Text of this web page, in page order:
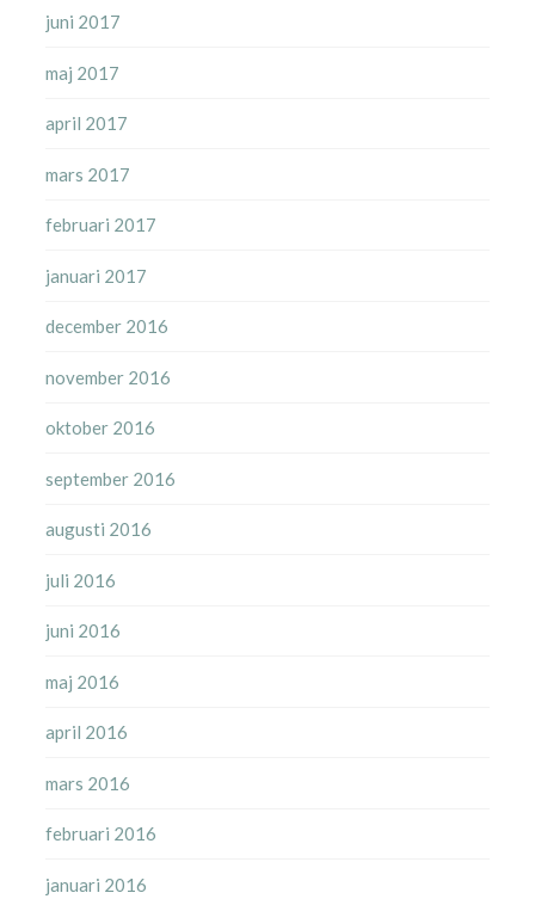
juni 2017
maj 2017
april 2017
mars 2017
februari 2017
januari 2017
december 2016
november 2016
oktober 2016
september 2016
augusti 2016
juli 2016
juni 2016
maj 2016
april 2016
mars 2016
februari 2016
januari 2016